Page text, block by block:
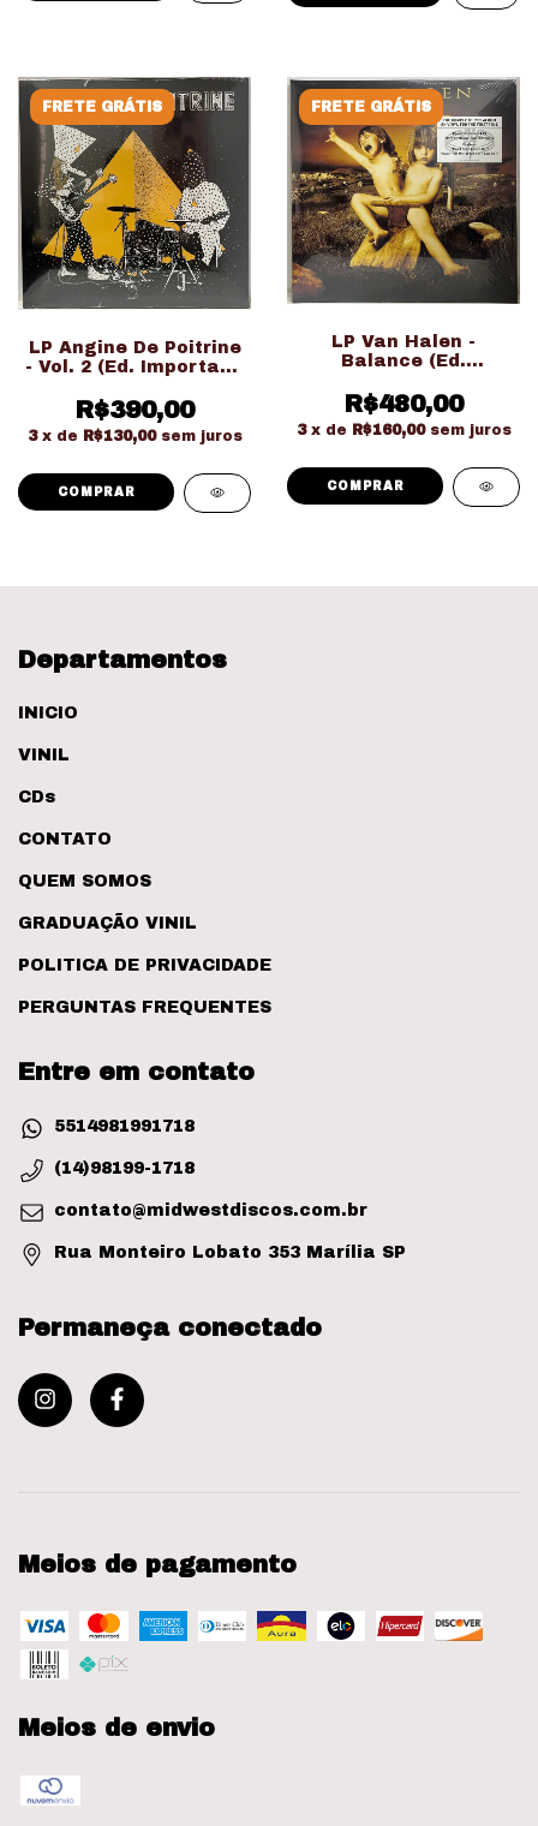
FRETE GRÁTIS
LP Angine De Poitrine
- Vol. 2 (Ed. Importado
R$390,00
3 x de R$130,00 sem juros
FRETE GRÁTIS
LP Van Halen -
Balance (Ed.
Duplo LACRADO!!!)
R$480,00
3 x de R$160,00 sem juros
Departamentos
INICIO
VINIL
CDs
CONTATO
QUEM SOMOS
GRADUAÇÃO VINIL
POLITICA DE PRIVACIDADE
PERGUNTAS FREQUENTES
Entre em contato
5514981991718
(14)98199-1718
contato@midwestdiscos.com.br
Rua Monteiro Lobato 353 Marília SP
Permaneça conectado
Meios de pagamento
Meios de envio